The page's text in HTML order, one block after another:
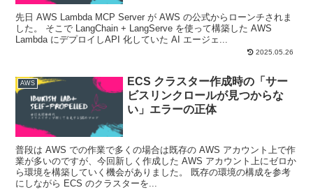
先日 AWS Lambda MCP Server が AWS の公式からローンチされま
した。 そこで LangChain + LangServe を使って構築した AWS
Lambda にデプロイしAPI 化していた AI エージェ...
2025.05.26
AWS
ECS クラスター作成時の「サー
ビスリンクロールが見つからな
い」エラーの正体
普段は AWS での作業で多くの場合は既存の AWS アカウント上で作
業が多いのですが、今回新しく作成した AWS アカウント上にゼロか
ら環境を構築していく機会がありました。 既存の環境の構成を参考
にしながら ECS のクラスターを...